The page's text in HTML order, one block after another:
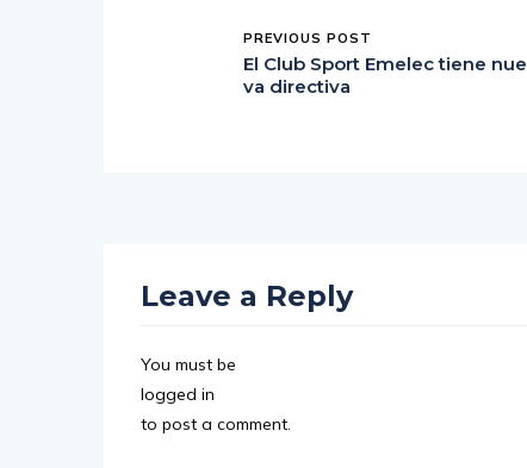
PREVIOUS POST
El Club Sport Emelec tiene nue
va directiva
Leave a Reply
You must be
logged in
to post a comment.